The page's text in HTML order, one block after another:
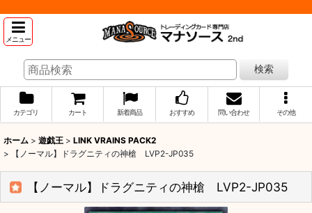
メニュー
検索
カテゴリ カート 新着商品 おすすめ 問い合わせ その他
ホーム > 遊戯王 > LINK VRAINS PACK2
>
【ノーマル】ドラグニティの神槍 LVP2-JP035
【ノーマル】ドラグニティの神槍 LVP2-JP035